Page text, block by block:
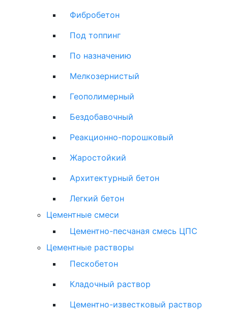
Фибробетон
Под топпинг
По назначению
Мелкозернистый
Геополимерный
Бездобавочный
Реакционно-порошковый
Жаростойкий
Архитектурный бетон
Легкий бетон
Цементные смеси
Цементно-песчаная смесь ЦПС
Цементные растворы
Пескобетон
Кладочный раствор
Цементно-известковый раствор